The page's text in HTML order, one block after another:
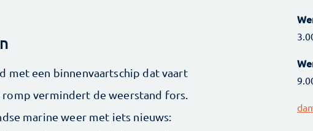
met een binnenvaartschip dat vaart
romp vermindert de weerstand fors.
marine weer met iets nieuws: